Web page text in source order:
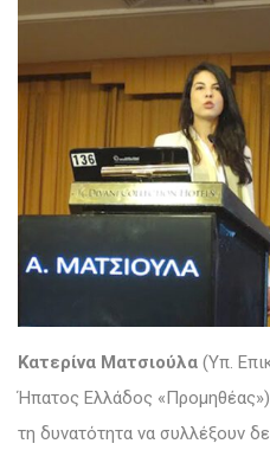
Κατερίνα Ματσιούλα (Υπ.
Ήπατος Ελλάδος
τη δυνατότητα να συλλέξουν